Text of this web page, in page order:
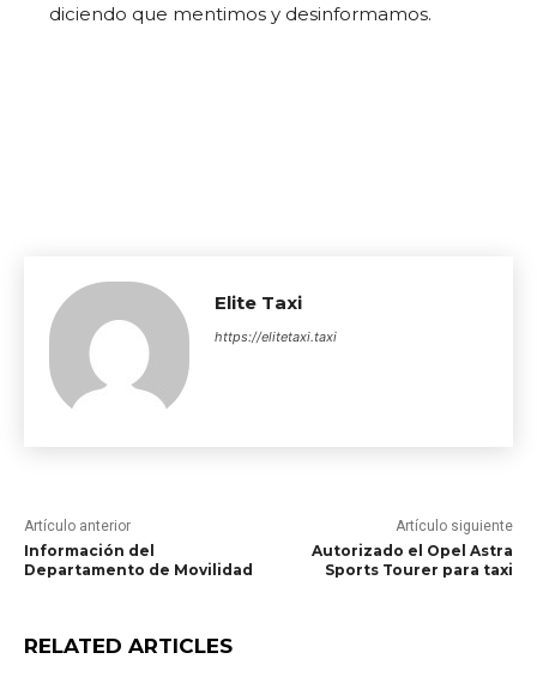
diciendo que mentimos y desinformamos.
Elite Taxi
https://elitetaxi.taxi
Artículo anterior
Información del
Departamento de Movilidad
Artículo siguiente
Autorizado el Opel Astra
Sports Tourer para taxi
RELATED ARTICLES